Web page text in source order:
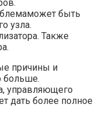
быть
узла.
Также
причины и
больше.
управляющего
дать более полное